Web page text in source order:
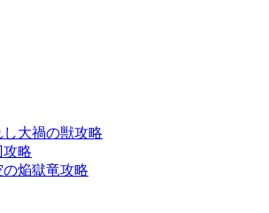
大禍の獣攻略
攻略
焔獄竜攻略